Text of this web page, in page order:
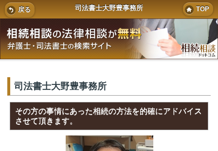
戻る 司法書士大野豊事務所 TOP
司法書士大野豊事務所
その方の事情にあった相続の方法を的確にアドバイス
させて頂きます。